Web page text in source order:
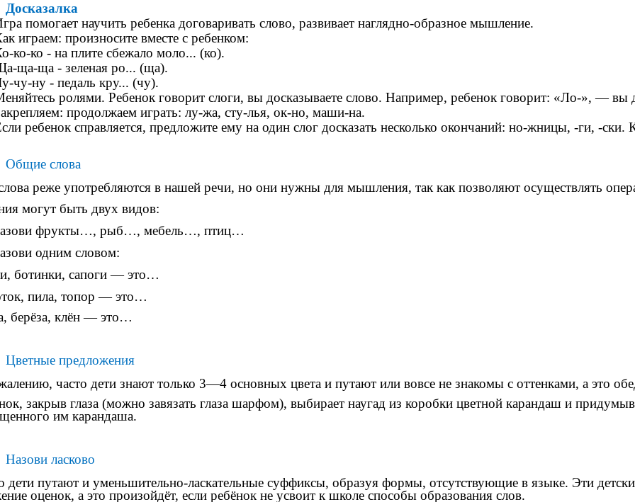
Досказалка
помогает научить ребенка договаривать слово, развивает наглядно-образное мышление.
играем: произносите вместе с ребенком:
ко-ко - на плите сбежало моло... (ко).
ща-ща - зеленая ро... (ща).
чу-ну - педаль кру... (чу).
ролями. Ребенок говорит слоги, вы досказываете слово. Например, ребенок говорит: «Ло-», — вы
продолжаем играть: лу-жа, сту-лья, ок-но, маши-на.
ребенок справляется, предложите ему на один слог досказать несколько окончаний: но-жницы, -ги, -
Общие слова
реже употребляются в нашей речи, но они нужны для мышления, так как позволяют осуществлять
могут быть двух видов:
фрукты…, рыб…, мебель…, птиц…
одним словом:
ботинки, сапоги — это…
пила, топор — это…
берёза, клён — это…
Цветные предложения
часто дети знают только 3—4 основных цвета и путают или вовсе не знакомы с оттенками, а это
закрыв глаза (можно завязать глаза шарфом), выбирает наугад из коробки цветной карандаш и
им карандаша.
Назови ласково
дети путают и уменьшительно-ласкательные суффиксы, образуя формы, отсутствующие в языке. Эти
оценок, а это произойдёт, если ребёнок не усвоит к школе способы образования слов.